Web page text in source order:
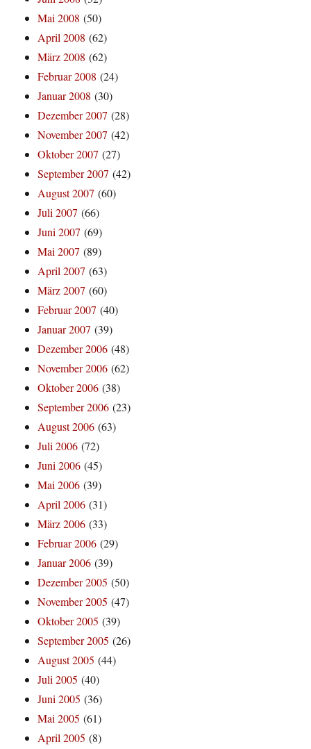
Mai 2008 (50)
April 2008 (62)
März 2008 (62)
Februar 2008 (24)
Januar 2008 (30)
Dezember 2007 (28)
November 2007 (42)
Oktober 2007 (27)
September 2007 (42)
August 2007 (60)
Juli 2007 (66)
Juni 2007 (69)
Mai 2007 (89)
April 2007 (63)
März 2007 (60)
Februar 2007 (40)
Januar 2007 (39)
Dezember 2006 (48)
November 2006 (62)
Oktober 2006 (38)
September 2006 (23)
August 2006 (63)
Juli 2006 (72)
Juni 2006 (45)
Mai 2006 (39)
April 2006 (31)
März 2006 (33)
Februar 2006 (29)
Januar 2006 (39)
Dezember 2005 (50)
November 2005 (47)
Oktober 2005 (39)
September 2005 (26)
August 2005 (44)
Juli 2005 (40)
Juni 2005 (36)
Mai 2005 (61)
April 2005 (8)